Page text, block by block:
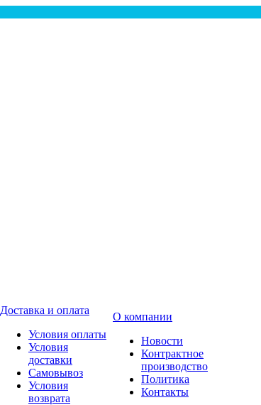
Доставка и оплата
Условия оплаты
Условия
доставки
Самовывоз
Условия
возврата
О компании
Новости
Контрактное
производство
Политика
Контакты